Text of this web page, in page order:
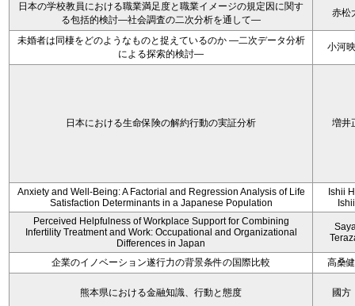
日本の学校教員における職業満足度と職業イメージの規定因に関す
る包括的検討―社会調査の二次分析を通して―
赤松
未婚者は同棲をどのようなものと捉えているのか —二次データ分析
による探索的検討—
小河
日本における生命保険の解約行動の実証分析 増井
Anxiety and Well-Being: A Factorial and Regression Analysis of Life
Satisfaction Determinants in a Japanese Population
Ishii
Perceived Helpfulness of Workplace Support for Combining
Infertility Treatment and Work: Occupational and Organizational
Differences in Japan
企業のイノベーション遂行力の背景条件の国際比較 高桑
熊本県における金融知識、行動と態度 國